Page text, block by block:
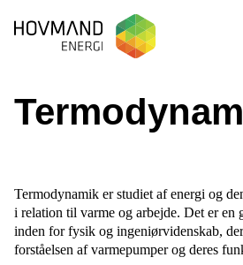
Termodynamik er studiet af energi og
i relation til varme og arbejde. Det er en
inden for fysik og ingeniørvidenskab,
forståelsen af varmepumper og deres